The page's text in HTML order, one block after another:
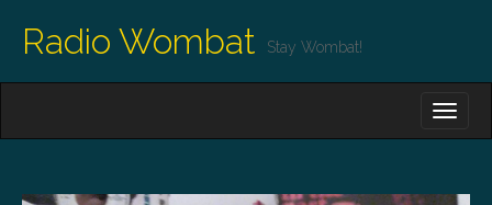
Radio Wombat Stay Wombat!
N
O